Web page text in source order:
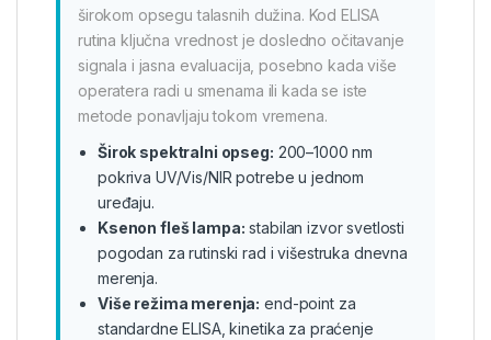
širokom opsegu talasnih dužina. Kod ELISA
rutina ključna vrednost je dosledno očitavanje
signala i jasna evaluacija, posebno kada više
operatera radi u smenama ili kada se iste
metode ponavljaju tokom vremena.
Širok spektralni opseg: 200–1000 nm
pokriva UV/Vis/NIR potrebe u jednom
uređaju.
Ksenon fleš lampa: stabilan izvor svetlosti
pogodan za rutinski rad i višestruka dnevna
merenja.
Više režima merenja: end-point za
standardne ELISA, kinetika za praćenje